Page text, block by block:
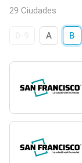
29 Ciudades
A B